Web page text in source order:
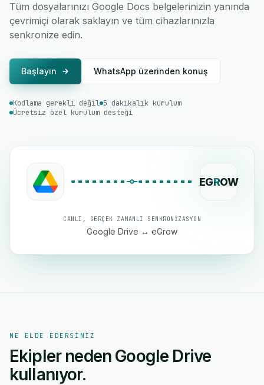
Tüm dosyalarınızı Google Docs belgelerinizin yanında
çevrimiçi olarak saklayın ve tüm cihazlarınızla
senkronize edin.
Başlayın WhatsApp üzerinden konuş
Kodlama gerekli değil 5 dakikalık kurulum
Ücretsiz özel kurulum desteği
EGROW
CANLI, GERÇEK ZAMANLI SENKRONIZASYON
Google Drive ↔ eGrow
NE ELDE EDERSINIZ
Ekipler neden Google Drive
kullanıyor.